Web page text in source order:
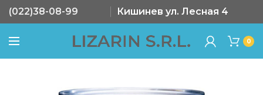
(022)38-08-99 Кишинев ул. Лесная 4
0